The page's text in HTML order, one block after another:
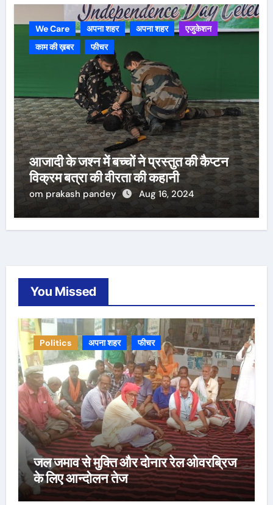
We Care अपना शहर अपना शहर
एजुकेशन
काम की ख़बर
फीचर
आजादी के जश्न में बच्चों ने प्रस्तुत की कैप्टन
विक्रम बत्रा की वीरता की कहानी
om prakash pandey Aug 16, 2024
You Missed
Politics अपना शहर फीचर
जल जमाव से मुक्ति और दोनार रेल ओवरब्रिज
के लिए आन्दोलन तेज